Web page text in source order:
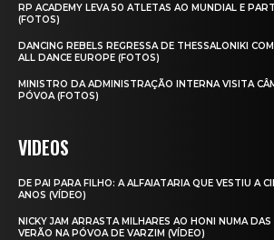
RP ACADEMY LEVA 50 ATLETAS AO MUNDIAL E
(FOTOS)
DANCING REBELS REGRESSA DE THESSALONIKI
ALL DANCE EUROPE (FOTOS)
MINISTRO DA ADMINISTRAÇÃO INTERNA VISITA
PÓVOA (FOTOS)
VIDEOS
DE PAI PARA FILHO: A ALFAIATARIA QUE VESTIU A
ANOS (VÍDEO)
NICKY JAM ARRASTA MILHARES AO HONI NUMA
VERÃO NA PÓVOA DE VARZIM (VÍDEO)